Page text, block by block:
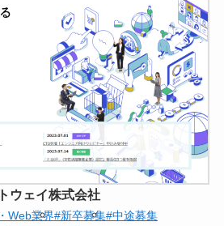
ウェイ株式会社
Web業界#新卒募集#中途募集